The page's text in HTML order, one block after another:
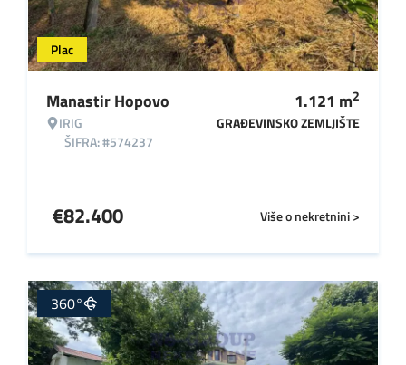
Plac
Manastir Hopovo
IRIG
ŠIFRA: #574237
1.121 m2
GRAĐEVINSKO ZEMLJIŠTE
Više o nekretnini >
€82.400
360°